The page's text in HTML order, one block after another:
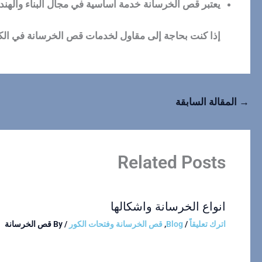
يعتبر قص الخرسانة خدمة أساسية في مجال البناء
إذا كنت بحاجة إلى مقاول لخدمات قص الخرسانة في
→ المقالة السابقة
Related Posts
انواع الخرسانة واشكالها
اترك تعليقاً /
Blog
,قص الخرسانة وفتحات الكور / By قص الخرسانة